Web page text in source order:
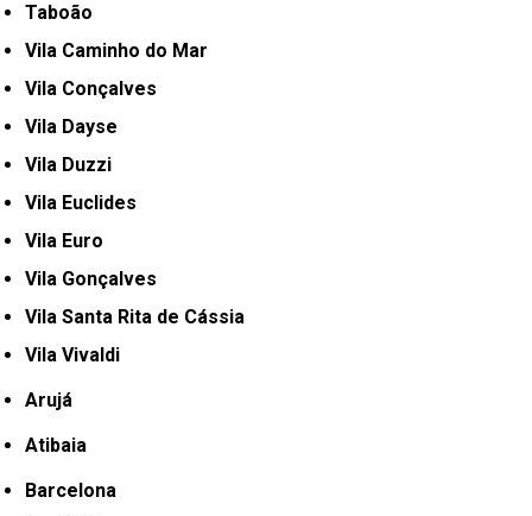
Taboão
Vila Caminho do Mar
Vila Conçalves
Vila Dayse
Vila Duzzi
Vila Euclides
Vila Euro
Vila Gonçalves
Vila Santa Rita de Cássia
Vila Vivaldi
Arujá
Atibaia
Barcelona